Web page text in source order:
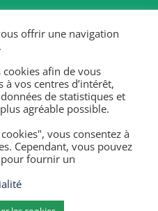
et jours fériés
jours fériés 2025-2026 :
lundi 06/04/26, vendredi
25/05/26.
offrir une navigation
afin de vous
vos centres d’intérêt,
de statistiques et
agréable possible.
vous consentez à
Cependant, vous pouvez
fournir un